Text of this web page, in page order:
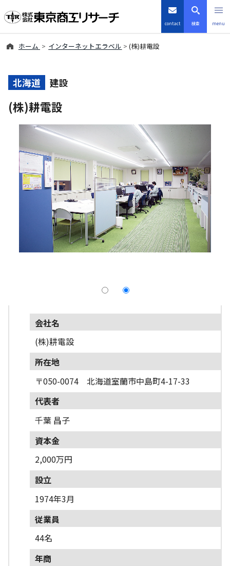
contact 検索 menu
優良企業サイト
会社案内
商品・サービス
導入事例
採用情報
English
ホーム インターネットエラベル (株)耕電設
北海道 建設
(株)耕電設
会社名
(株)耕電設
所在地
〒050-0074 北海道室蘭市中島町4-17-33
代表者
千葉 昌子
資本金
2,000万円
設立
1974年3月
従業員
44名
年商